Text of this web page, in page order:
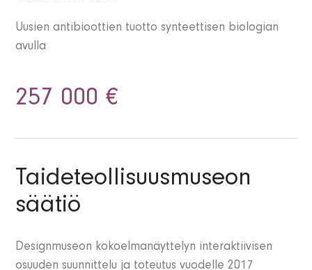
Uusien antibioottien tuotto synteettisen biologian
avulla
257 000 €
Taideteollisuusmuseon
säätiö
Designmuseon kokoelmanäyttelyn interaktiivisen
osuuden suunnittelu ja toteutus vuodelle 2017